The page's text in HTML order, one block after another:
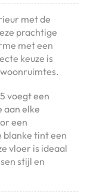
met de
prachtige
met een
keuze is
voegt een
aan elke
een
tint een
vloer is ideaal
stijl en